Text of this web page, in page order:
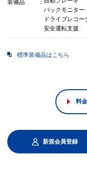
装備品
バックモニター
ドライブレコー
安全運転支援
標準装備品はこちら
料
新規会員登録